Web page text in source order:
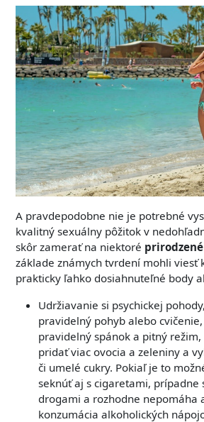
A pravdepodobne nie je potrebné
kvalitný sexuálny pôžitok v
skôr zamerať na niektoré
základe známych tvrdení mohli viesť
prakticky ľahko dosiahnuteľné body
Udržiavanie si psychickej
pravidelný pohyb alebo
pravidelný spánok a pitný
pridať viac ovocia a zeleniny a
či umelé cukry. Pokiaľ je to
seknúť aj s cigaretami, prípadne
drogami a rozhodne nepomáha
konzumácia alkoholických